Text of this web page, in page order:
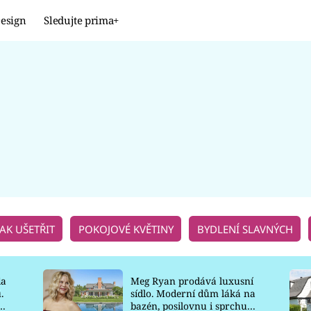
Sledujte prima+
UŠETŘIT POKOJOVÉ KVĚTINY BYDLENÍ SLAVNÝCH
Meg Ryan prodává luxusní
sídlo. Moderní dům láká na
bazén, posilovnu i sprchu